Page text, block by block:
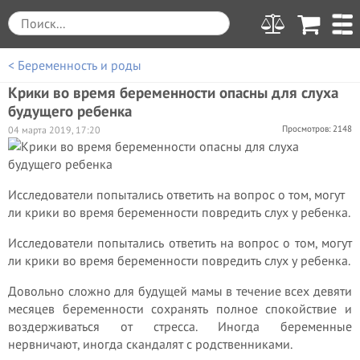
< Беременность и роды
Крики во время беременности опасны для слуха
будущего ребенка
Просмотров: 2148
04 марта 2019, 17:20
Исследователи попытались ответить на вопрос о том, могут
ли крики во время беременности повредить слух у ребенка.
Исследователи попытались ответить на вопрос о том, могут
ли крики во время беременности повредить слух у ребенка.
Довольно сложно для будущей мамы в течение всех девяти
месяцев беременности сохранять полное спокойствие и
воздерживаться от стресса. Иногда беременные
нервничают, иногда скандалят с родственниками.